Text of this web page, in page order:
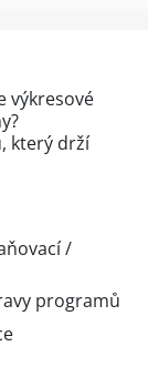
výkresové
který drží
/
programů